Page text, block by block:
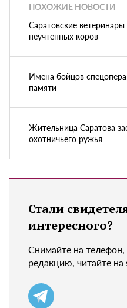
ПОХОЖИЕ НОВОСТИ
Саратовские
неучтенных коров
Имена бойцов
памяти
Жительница Саратова
охотничьего ружья
Стали
интересного?
Снимайте на
редакцию, читайте